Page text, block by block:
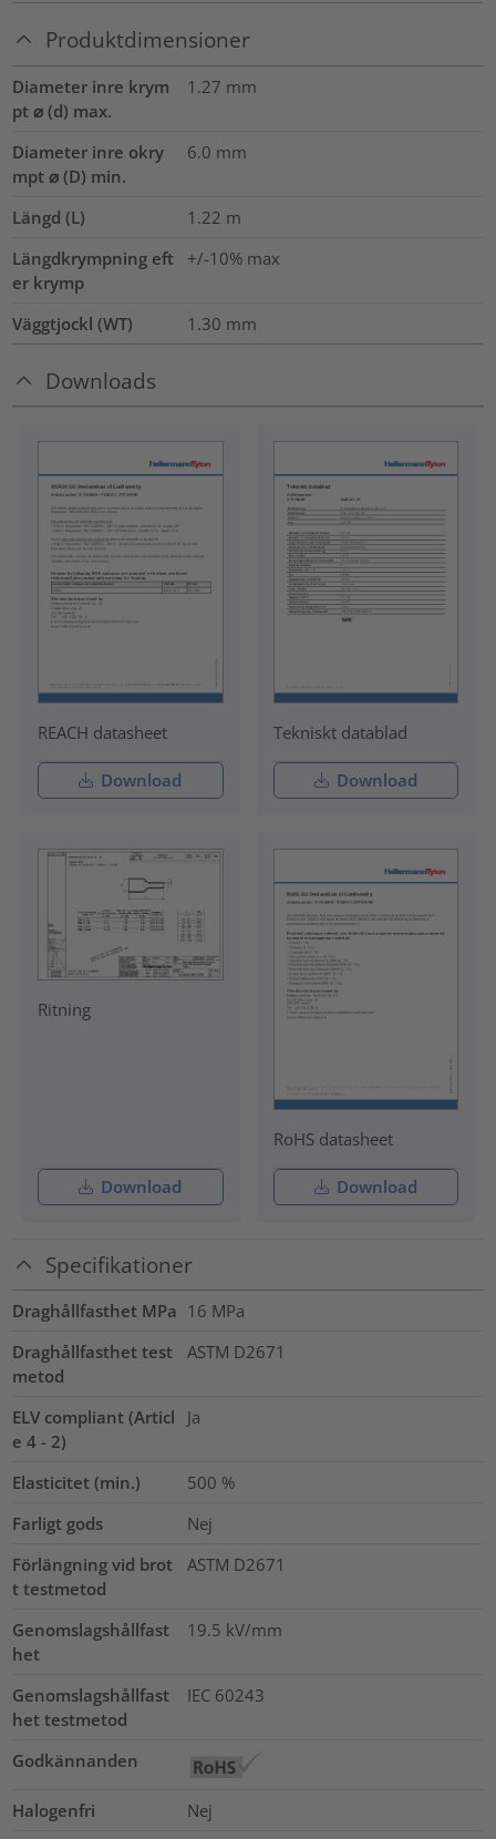
Produktdimensioner
Diameter inre krym
pt ⌀ (d) max.
1.27 mm
Diameter inre okry
mpt ⌀ (D) min.
6.0 mm
Längd (L) 1.22 m
Längdkrympning eft
er krymp
+/-10% max
Väggtjockl (WT) 1.30 mm
Downloads
REACH datasheet
Download
Tekniskt datablad
Download
Ritning
Download
RoHS datasheet
Download
Specifikationer
Draghållfasthet MPa 16 MPa
Draghållfasthet test
metod
ASTM D2671
ELV compliant (Articl
e 4 - 2)
Ja
Elasticitet (min.) 500 %
Farligt gods
Nej
Förlängning vid brot
t testmetod
ASTM D2671
Genomslagshållfast
het
19.5 kV/mm
Genomslagshållfast
het testmetod
IEC 60243
Godkännanden
Halogenfri
Nej